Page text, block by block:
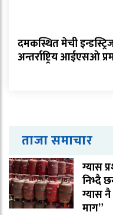
दमकस्थित मेची
अन्तर्राष्ट्रिय आईएसओ
ताजा समाचार
ग्यास
निभ्दै
ग्यास
माग”